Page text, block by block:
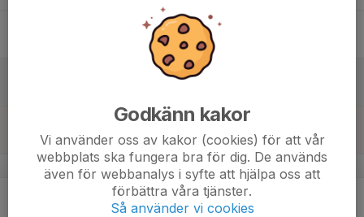
v.51
Godkänn kakor
Vi använder oss av kakor (cookies) för att vår
webbplats ska fungera bra för dig. De används
även för webbanalys i syfte att hjälpa oss att
förbättra våra tjänster.
Så använder vi cookies